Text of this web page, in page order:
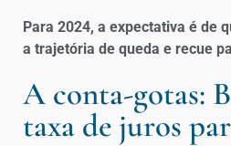
Para 2024, a expectativa é de
a trajetória de queda e recue
A conta-gotas:
taxa de juros